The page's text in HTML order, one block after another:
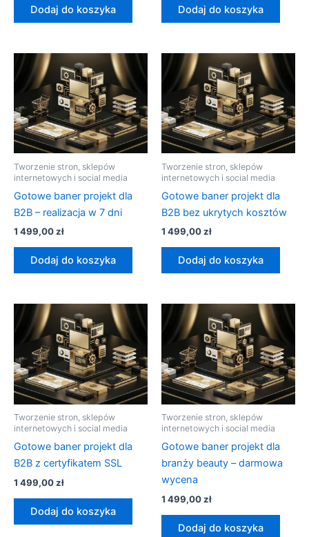
Dodaj do koszyka Dodaj do koszyka
Tworzenie stron, sklepów
internetowych i social media
Gotowe baner projekt dla
B2B – realizacja w 7 dni
1 499,00zł
Dodaj do koszyka
Tworzenie stron, sklepów
internetowych i social media
Gotowe baner projekt dla
B2B bez ukrytych kosztów
1 499,00zł
Dodaj do koszyka
Tworzenie stron, sklepów
internetowych i social media
Gotowe baner projekt dla
B2B z certyfikatem SSL
1 499,00zł
Dodaj do koszyka
Tworzenie stron, sklepów
internetowych i social media
Gotowe baner projekt dla
branży beauty – darmowa
wycena
1 499,00zł
Dodaj do koszyka